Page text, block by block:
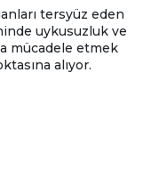
tersyüz eden
uykusuzluk ve
mücadele etmek
alıyor.